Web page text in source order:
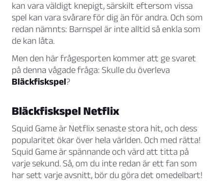
kan vara väldigt knepigt, särskilt eftersom vissa
spel kan vara svårare för dig än för andra. Och som
redan nämnts: Barnspel är inte alltid så enkla som
de kan låta.
Men den här frågesporten kommer att ge svaret
på denna vågade fråga: Skulle du överleva
Bläckfiskspel?
Bläckfiskspel Netflix
Squid Game är Netflix senaste stora hit, och dess
popularitet ökar över hela världen. Och med rätta!
Squid Game är spännande och värd att titta på
varje sekund. Så, om du inte redan är ett fan som
har sett varje avsnitt, bör du göra det omedelbart!